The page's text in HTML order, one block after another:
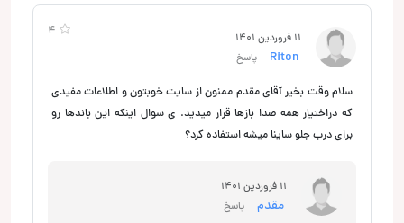
4 11 فروردین 1401
پاسخ
سلام وقت بخیر آقای مقدم ممنون از سایت خوبتون و اطلاعات مفیدی
که دراختیار همه صدا بازها قرار میدید. ی سوال اینکه این باندها رو
برای درب جلو ساینا میشه استفاده کرد؟
11 فروردین 1401
مقدم پاسخ